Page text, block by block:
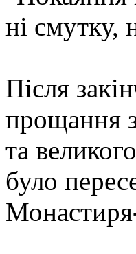
ні смутку,
Після
прощання
та
було